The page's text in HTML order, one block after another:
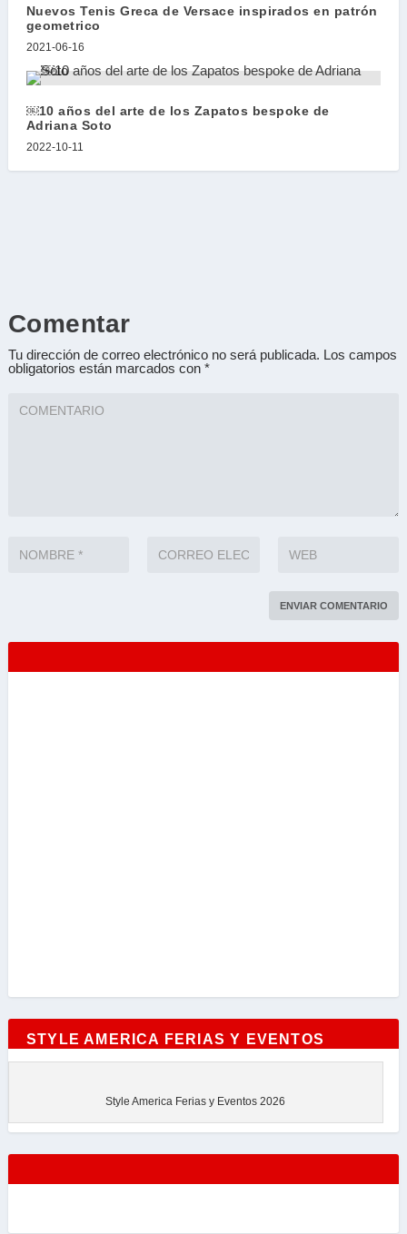
Nuevos Tenis Greca de Versace inspirados en patrón
geometrico
2021-06-16
￼10 años del arte de los Zapatos bespoke de
Adriana Soto
2022-10-11
Comentar
Tu dirección de correo electrónico no será publicada. Los campos
obligatorios están marcados con *
STYLE AMERICA FERIAS Y EVENTOS
Style America Ferias y Eventos 2026